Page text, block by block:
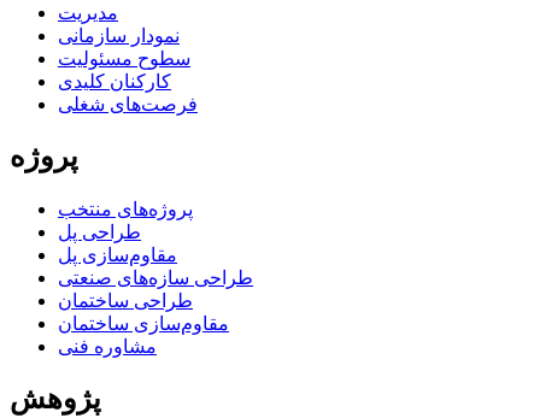
مدیریت
نمودار سازمانی
سطوح مسئولیت
کارکنان کلیدی
فرصت‌های شغلی
پروژه
پروژه‌های منتخب
طراحی پل
مقاوم‌سازی پل
طراحی سازه‌های صنعتی
طراحی ساختمان
مقاوم‌سازی ساختمان
مشاوره فنی
پژوهش